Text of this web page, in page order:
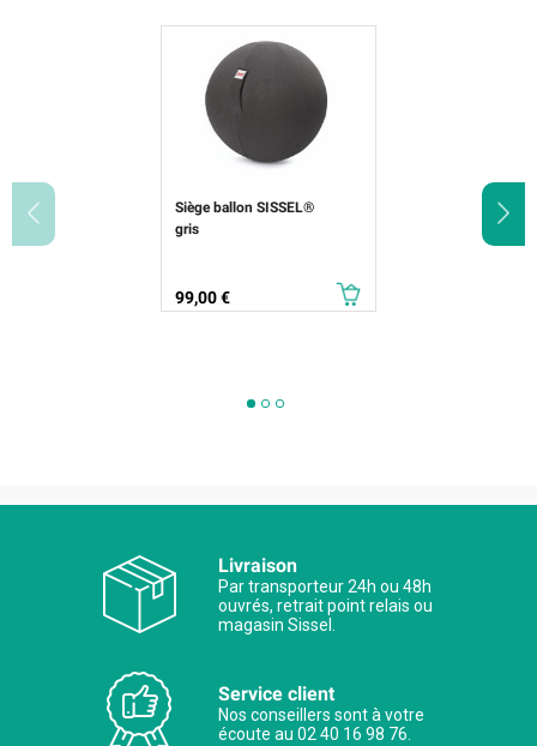
Siège ballon SISSEL®
gris
Prix
99,00 €
Livraison
Par transporteur 24h ou 48h
ouvrés, retrait point relais ou
magasin Sissel.
Service client
Nos conseillers sont à votre
écoute au 02 40 16 98 76.